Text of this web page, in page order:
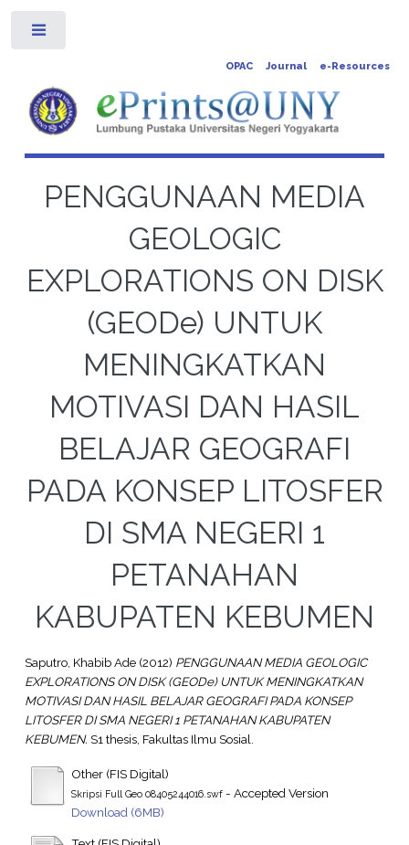
OPAC Journal e-Resources
PENGGUNAAN MEDIA
GEOLOGIC
EXPLORATIONS ON DISK
(GEODe) UNTUK
MENINGKATKAN
MOTIVASI DAN HASIL
BELAJAR GEOGRAFI
PADA KONSEP LITOSFER
DI SMA NEGERI 1
PETANAHAN
KABUPATEN KEBUMEN
Saputro, Khabib Ade(2012) PENGGUNAAN MEDIA GEOLOGIC
EXPLORATIONS ON DISK (GEODe) UNTUK MENINGKATKAN
MOTIVASI DAN HASIL BELAJAR GEOGRAFI PADA KONSEP
LITOSFER DI SMA NEGERI 1 PETANAHAN KABUPATEN
KEBUMEN. S1 thesis, Fakultas Ilmu Sosial.
Other (FIS Digital)
Skripsi Full Geo 08405244016.swf- Accepted Version
Download (6MB)